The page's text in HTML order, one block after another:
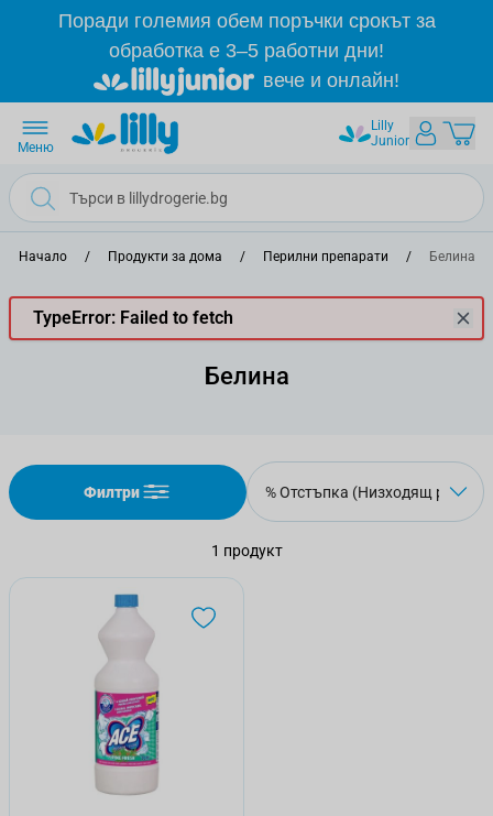
Прескачане към съдържанието
Поради големия обем поръчки срокът за
обработка е 3–5 работни дни!
вече и онлайн!
Lilly
Junior
Меню
Начало / Продукти за дома / Перилни препарати / Белина
TypeError: Failed to fetch
Белина
Филтри
1 продукт